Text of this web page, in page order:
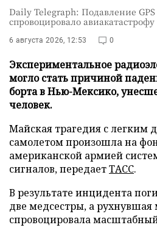
Daily Telegraph: Подавление
спровоцировало
6 августа 2026, 12:53 0
Экспериментальное
могло стать причиной
борта в Нью-Мексико,
человек.
Майская трагедия с легким
самолетом произошла на
американской армией
сигналов, передаетТАСС.
В результате инцидента
две медсестры, а
спровоцировала